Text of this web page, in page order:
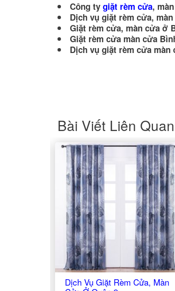
Công ty giặt rèm cửa,
Dịch vụ giặt rèm cửa,
Giặt rèm cửa, màn cửa ở
Giặt rèm cửa màn cửa
Dịch vụ giặt rèm cửa màn
Bài Viết Liên Quan
Vụ Giặt Rèm Cửa, Màn
Dịch Vụ Giặt